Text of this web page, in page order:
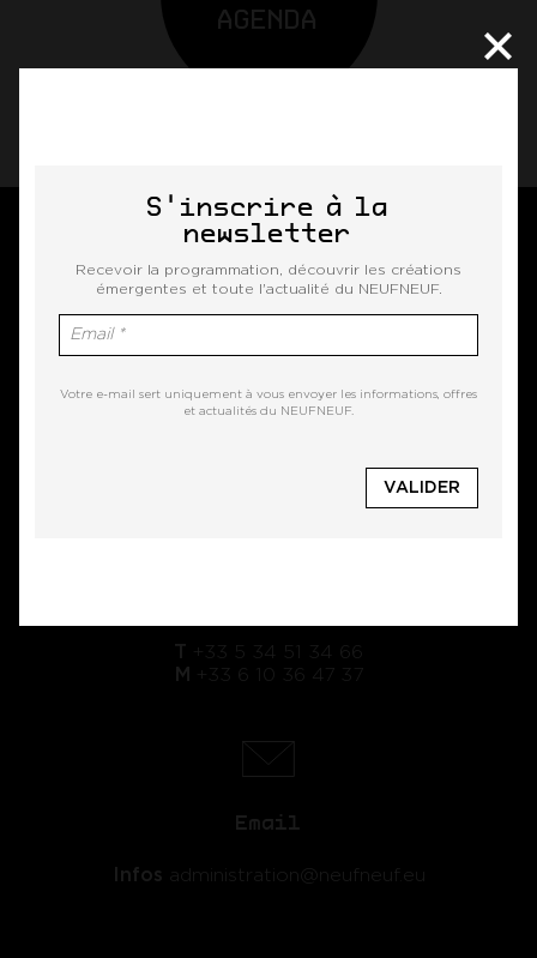
AGENDA
+33 5 34 51 34 66
M
+33 6 10 36 47 37
Email
Infos administration@neufneuf.eu
S'inscrire à la
newsletter
Recevoir la programmation, découvrir les créations
émergentes et toute l'actualité du NEUFNEUF.
Votre e-mail sert uniquement à vous envoyer les informations, offres
et actualités du NEUFNEUF.